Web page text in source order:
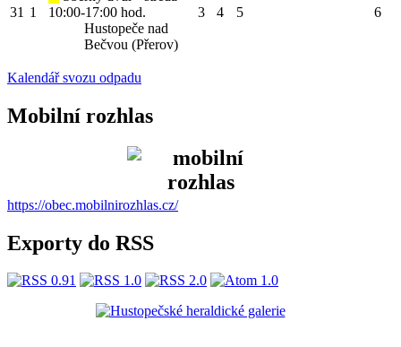
31 1
10:00-17:00 hod.
Hustopeče nad
Bečvou (Přerov)
3 4 5 6
Kalendář svozu odpadu
Mobilní rozhlas
https://obec.mobilnirozhlas.cz/
Exporty do RSS